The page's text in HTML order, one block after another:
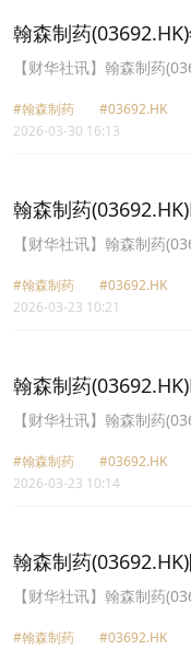
翰森制药
55.55亿元 派息20
【财华社讯】翰森制药
人应占溢利55.55亿元，
派末期息20港仙。集团创
的创新药临床试验超过70
#翰森制药
#03692.HK
2026-03-30 16:13
翰森制药
通知书
【财华社讯】翰森制药
通知书，拟开展用于
#翰森制药
#03692.HK
2026-03-23 10:21
翰森制药
批准通知书
【财华社讯】翰森制药
批准通知书，拟开展用于
#翰森制药
#03692.HK
2026-03-23 10:14
翰森制药
证书
【财华社讯】翰森制药
书，批准增加“阿美乐®联
#翰森制药
#03692.HK